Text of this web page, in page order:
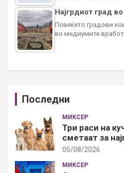
Најгрдиот град
Повеќето градови
во медиумите
Последни
МИКСЕР
Три раси на
сметаат за
05/08/2026
МИКСЕР